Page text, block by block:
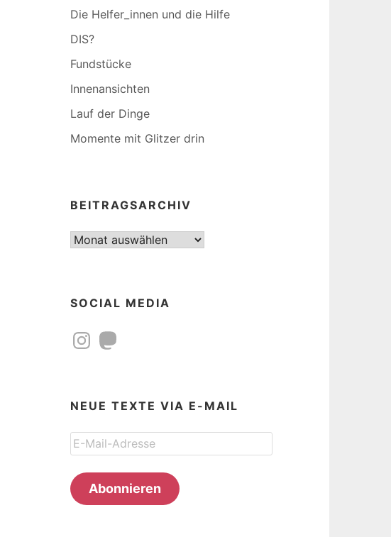
Die Helfer_innen und die Hilfe
DIS?
Fundstücke
Innenansichten
Lauf der Dinge
Momente mit Glitzer drin
BEITRAGSARCHIV
Beitragsarchiv
SOCIAL MEDIA
InstagramMastodon
NEUE TEXTE VIA E-MAIL
E-
Mail-
Adresse
Abonnieren